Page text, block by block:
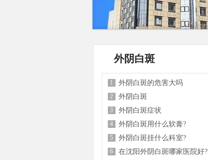
外阴白斑
1 外阴白斑的危害大吗
2 外阴白斑
3 外阴白斑症状
4 外阴白斑用什么软膏?
5 外阴白斑挂什么科室?
6 在沈阳外阴白斑哪家医院好?